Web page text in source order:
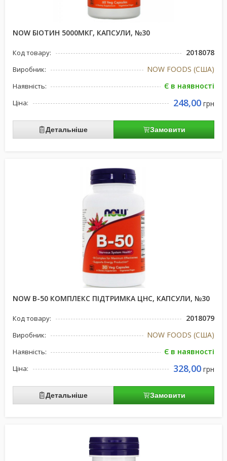
NOW БІОТИН 5000МКГ, КАПСУЛИ, №30
Код товару: 2018078
Виробник: NOW FOODS (США)
Наявність: Є в наявності
Ціна: 248,00 грн
Детальніше Замовити
NOW В-50 КОМПЛЕКС ПІДТРИМКА ЦНС, КАПСУЛИ, №30
Код товару: 2018079
Виробник: NOW FOODS (США)
Наявність: Є в наявності
Ціна: 328,00 грн
Детальніше Замовити